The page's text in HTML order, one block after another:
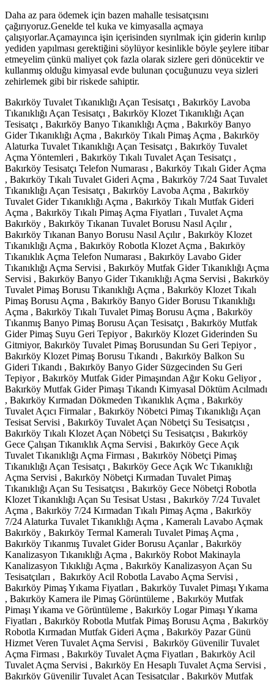
Daha az para ödemek için bazen mahalle tesisatçısını
çağırıyoruz.Genelde tel kuka ve kimyasalla açmaya
çalışıyorlar.Açamayınca işin içerisinden sıyrılmak için giderin kırılıp
yediden yapılması gerektiğini söylüyor kesinlikle böyle şeylere itibar
etmeyelim çünkü maliyet çok fazla olarak sizlere geri dönücektir ve
kullanmış olduğu kimyasal evde bulunan çocuğunuzu veya sizleri
zehirlemek gibi bir riskede sahiptir.
Bakırköy Tuvalet Tıkanıklığı Açan Tesisatçı , Bakırköy Lavoba
Tıkanıklığı Açan Tesisatçı , Bakırköy Klozet Tıkanıklığı Açan
Tesisatçı , Bakırköy Banyo Tıkanıklığı Açma , Bakırköy Banyo
Gider Tıkanıklığı Açma , Bakırköy Tıkalı Pimaş Açma , Bakırköy
Alaturka Tuvalet Tıkanıklığı Açan Tesisatçı , Bakırköy Tuvalet
Açma Yöntemleri , Bakırköy Tıkalı Tuvalet Açan Tesisatçı ,
Bakırköy Tesisatçı Telefon Numarası , Bakırköy Tıkalı Gider Açma
, Bakırköy Tıkalı Tuvalet Gideri Açma , Bakırköy 7/24 Saat Tuvalet
Tıkanıklığı Açan Tesisatçı , Bakırköy Lavoba Açma , Bakırköy
Tuvalet Gider Tıkanıklığı Açma , Bakırköy Tıkalı Mutfak Gideri
Açma , Bakırköy Tıkalı Pimaş Açma Fiyatları , Tuvalet Açma
Bakırköy , Bakırköy Tıkanan Tuvalet Borusu Nasıl Açılır ,
Bakırköy Tıkanan Banyo Borusu Nasıl Açılır , Bakırköy Klozet
Tıkanıklığı Açma , Bakırköy Robotla Klozet Açma , Bakırköy
Tıkanıklık Açma Telefon Numarası , Bakırköy Lavabo Gider
Tıkanıklığı Açma Servisi , Bakırköy Mutfak Gider Tıkanıklığı Açma
Servisi , Bakırköy Banyo Gider Tıkanıklığı Açma Servisi , Bakırköy
Tuvalet Pimaş Borusu Tıkanıklığı Açma , Bakırköy Klozet Tıkalı
Pimaş Borusu Açma , Bakırköy Banyo Gider Borusu Tıkanıklığı
Açma , Bakırköy Tıkalı Tuvalet Pimaş Borusu Açma , Bakırköy
Tıkanmış Banyo Pimaş Borusu Açan Tesisatçı , Bakırköy Mutfak
Gider Pimaş Suyu Geri Tepiyor , Bakırköy Klozet Giderinden Su
Gitmiyor, Bakırköy Tuvalet Pimaş Borusundan Su Geri Tepiyor ,
Bakırköy Klozet Pimaş Borusu Tıkandı , Bakırköy Balkon Su
Gideri Tıkandı , Bakırköy Banyo Gider Süzgecinden Su Geri
Tepiyor , Bakırköy Mutfak Gider Pimaşından Ağır Koku Geliyor ,
Bakırköy Mutfak Gider Pimaşı Tıkandı Kimyasal Döktüm Acılmadı
, Bakırköy Kırmadan Dökmeden Tıkanıklık Açma , Bakırköy
Tuvalet Açıcı Firmalar , Bakırköy Nöbetci Pimaş Tıkanıklığı Açan
Tesisat Servisi , Bakırköy Tuvalet Açan Nöbetçi Su Tesisatçısı ,
Bakırköy Tıkalı Klozet Açan Nöbetçi Su Tesisatçısı , Bakırköy
Gece Çalışan Tıkanıklık Açma Servisi , Bakırköy Gece Açık
Tuvalet Tıkanıklığı Açma Firması , Bakırköy Nöbetçi Pimaş
Tıkanıklığı Açan Tesisatçı , Bakırköy Gece Açık Wc Tıkanıklığı
Açma Servisi , Bakırköy Nöbetçi Kırmadan Tuvalet Pimaş
Tıkanıklığı Açan Su Tesisatçısı , Bakırköy Gece Nöbetçi Robotla
Klozet Tıkanıklığı Açan Su Tesisat Ustası , Bakırköy 7/24 Tuvalet
Açma , Bakırköy 7/24 Kırmadan Tıkalı Pimaş Açma , Bakırköy
7/24 Alaturka Tuvalet Tıkanıklığı Açma , Kameralı Lavabo Açmak
Bakırköy , Bakırköy Termal Kameralı Tuvalet Pimaş Açma ,
Bakırköy Tıkanmış Tuvalet Gider Borusu Açanlar , Bakırköy
Kanalizasyon Tıkanıklığı Açma , Bakırköy Robot Makinayla
Kanalizasyon Tıkıklığı Açma , Bakırköy Kanalizasyon Açan Su
Tesisatçıları , Bakırköy Acil Robotla Lavabo Açma Servisi ,
Bakırköy Pimaş Yıkama Fiyatları , Bakırköy Tuvalet Pimaşı Yıkama
, Bakırköy Kamera ile Pimaş Görüntüleme , Bakırköy Mutfak
Pimaşı Yıkama ve Görüntüleme , Bakırköy Logar Pimaşı Yıkama
Fiyatları , Bakırköy Robotla Mutfak Pimaş Borusu Açma , Bakırköy
Robotla Kırmadan Mutfak Gideri Açma , Bakırköy Pazar Günü
Hizmet Veren Tuvalet Açma Servisi , Bakırköy Güvenilir Tuvalet
Açma Firması , Bakırköy Tuvalet Açma Fiyatları , Bakırköy Acil
Tuvalet Açma Servisi , Bakırköy En Hesaplı Tuvalet Açma Servisi ,
Bakırköy Güvenilir Tuvalet Açan Tesisatçılar , Bakırköy Mutfak